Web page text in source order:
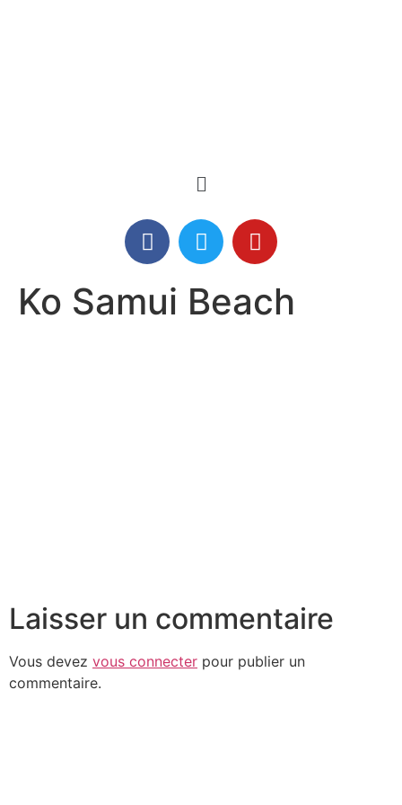
Ko Samui Beach
Laisser un commentaire
Vous devez vous connecter pour publier un
commentaire.